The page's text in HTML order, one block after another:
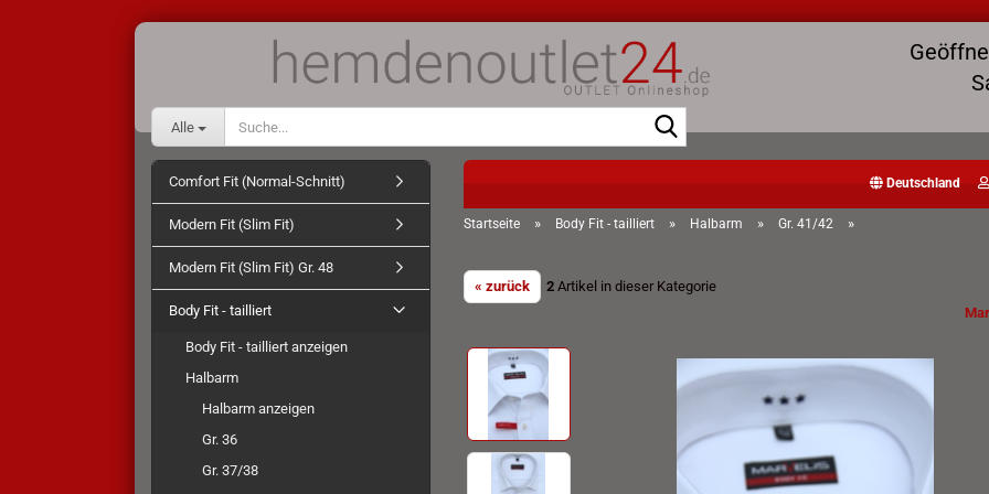
Alle
Deutschland
Startseite » Body Fit - tailliert » Halbarm » Gr. 41/42 »
« zurück 2Artikel in dieser Kategorie
Comfort Fit (Normal-Schnitt)
Modern Fit (Slim Fit)
Modern Fit (Slim Fit) Gr. 48
Body Fit - tailliert
Body Fit - tailliert anzeigen
Halbarm
Halbarm anzeigen
Gr. 36
Gr. 37/38